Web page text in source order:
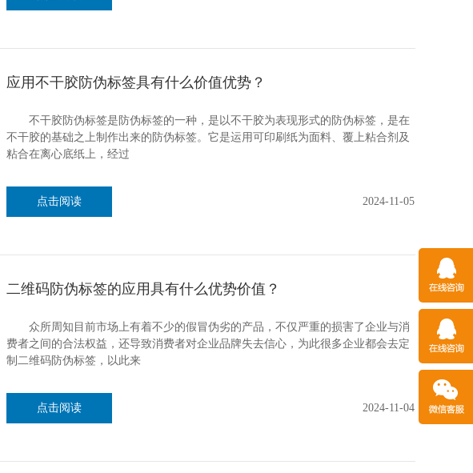
应用不干胶防伪标签具有什么价值优势？
不干胶防伪标签是防伪标签的一种，是以不干胶为表现形式的防伪标签，是在
不干胶的基础之上制作出来的防伪标签。它是运用可印刷纸为面料、覆上粘合剂及
粘合在离心底纸上，经过
点击阅读 2024-11-05
二维码防伪标签的应用具有什么优势价值？
众所周知目前市场上有着不少的假冒伪劣的产品，不仅严重的损害了企业与消
费者之间的合法权益，还导致消费者对企业品牌失去信心，为此很多企业都会去定
制二维码防伪标签，以此来
点击阅读 2024-11-04